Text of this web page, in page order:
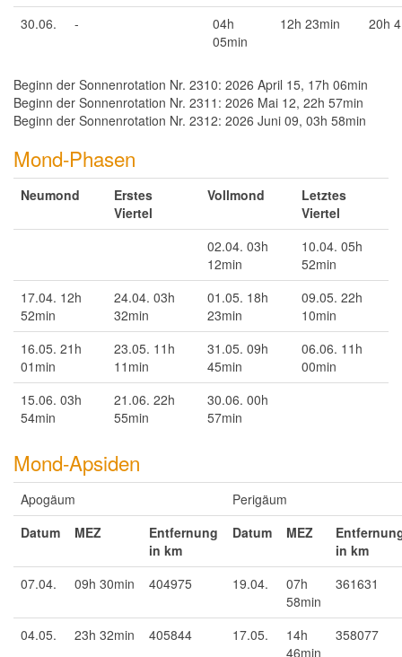
30.06. -
04h
05min
12h 23min 20h
Beginn der Sonnenrotation Nr. 2310: 2026 April 15, 17h 06min
Beginn der Sonnenrotation Nr. 2311: 2026 Mai 12, 22h 57min
Beginn der Sonnenrotation Nr. 2312: 2026 Juni 09, 03h 58min
Mond-Phasen
Neumond
Erstes
Viertel
Vollmond
Letztes
Viertel
02.04. 03h
12min
10.04. 05h
52min
17.04. 12h
52min
24.04. 03h
32min
01.05. 18h
23min
09.05. 22h
10min
16.05. 21h
01min
23.05. 11h
11min
31.05. 09h
45min
06.06. 11h
00min
15.06. 03h
54min
21.06. 22h
55min
30.06. 00h
57min
Mond-Apsiden
Apogäum
Perigäum
Datum
MEZ
Entfernung
in km
Datum MEZ
in km
07.04.
09h 30min 404975 19.04.
07h
58min
361631
04.05. 23h 32min 405844 17.05.
14h
46min
358077